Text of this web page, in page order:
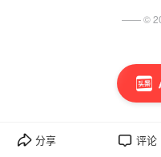
分享 评论
—— ©